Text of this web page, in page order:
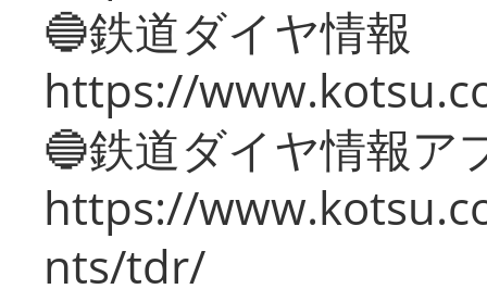
🔵鉄道ダイヤ情報
https://
🔵鉄道ダイヤ情報ア
https://
nts/tdr/